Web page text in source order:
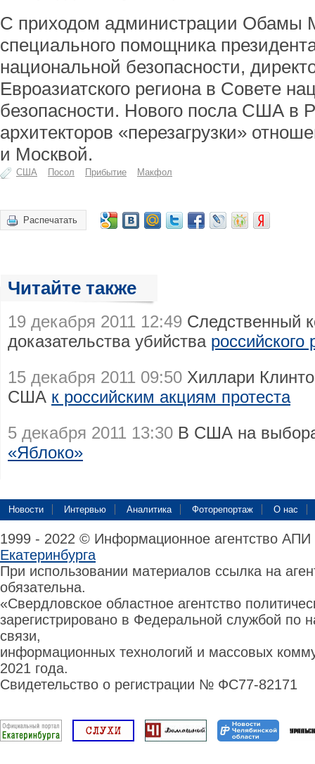
С приходом администрации Обамы
специального помощника
национальной безопасности,
Евроазиатского региона в Совете
безопасности. Нового посла США в
архитекторов «перезагрузки»
и Москвой.
США Посол Прибытие Макфол
Распечатать
Читайте также
19 декабря 2011 12:49 Следственный
доказательства убийства
15 декабря 2011 09:50 Хиллари
США к российским акциям протеста
5 декабря 2011 13:30 В США на
«Яблоко»
Новости Интервью Аналитика Фоторепортаж О нас
1999 - 2022 © Информационное агентство
Екатеринбурга
При использовании материалов ссылка на
обязательна.
«Свердловское областное агентство
зарегистрировано в Федеральной службой по
связи,
информационных технологий и массовых
2021 года.
Свидетельство о регистрации № ФС77-82171